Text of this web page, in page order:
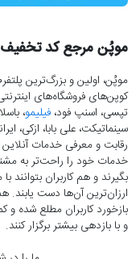
موپُن مرجع کد تخفیف
موپُن، اولین و بزرگ‌ترین
کوپن‌های فروشگاه‌های
تپسی، اسنپ فود، فیلیمو،
سینماتیکت، علی بابا، ازکی،
رقابت و معرفی خدمات
خدمات خود را راحت‌تر به
بگیرند و هم کاربران
ارزان‌ترین آن‌ها دست‌ یابند.
بازخورد کاربران مطلع شده
و با بازدهی بیشتر برگزار کنند.